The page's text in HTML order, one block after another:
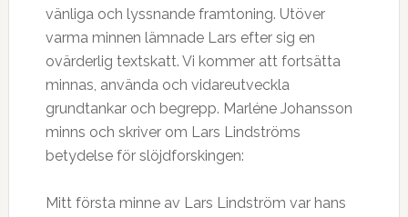
vänliga och lyssnande framtoning. Utöver
varma minnen lämnade Lars efter sig en
ovärderlig textskatt. Vi kommer att fortsätta
minnas, använda och vidareutveckla
grundtankar och begrepp. Marléne Johansson
minns och skriver om Lars Lindströms
betydelse för slöjdforskingen:
Mitt första minne av Lars Lindström var hans